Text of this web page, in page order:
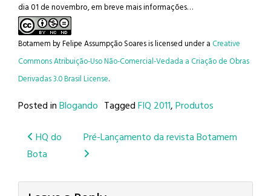
dia 01 de novembro, em breve mais informações…
Botamem byFelipe Assumpção Soaresis licensed under a Creative
Commons Atribuição-Uso Não-Comercial-Vedada a Criação de Obras
Derivadas 3.0 Brasil License.
Posted inBlogando TaggedFIQ 2011,Produtos
Post
navigation
HQ do
Bota
Pré-Lançamento da revista Botamem